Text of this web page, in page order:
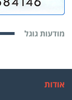
מודעות גוגל
אודות